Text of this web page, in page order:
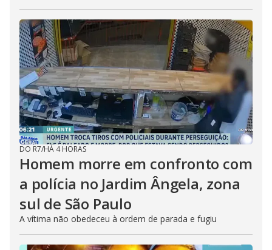
DO R7/HÁ 4 HORAS
Homem morre em confronto com
a polícia no Jardim Ângela, zona
sul de São Paulo
A vítima não obedeceu à ordem de parada e fugiu